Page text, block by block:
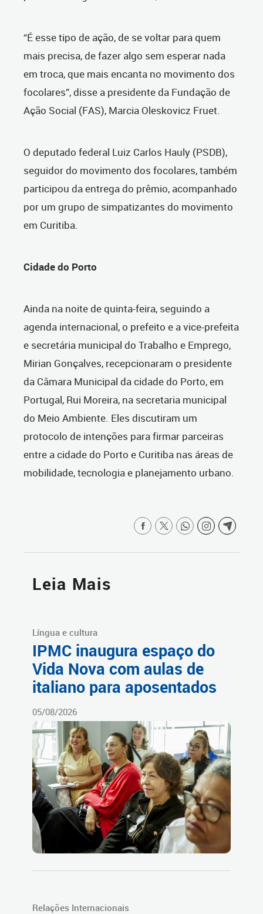
“É esse tipo de ação, de se voltar para quem
mais precisa, de fazer algo sem esperar nada
em troca, que mais encanta no movimento dos
focolares”, disse a presidente da Fundação de
Ação Social (FAS), Marcia Oleskovicz Fruet.
O deputado federal Luiz Carlos Hauly (PSDB),
seguidor do movimento dos focolares, também
participou da entrega do prêmio, acompanhado
por um grupo de simpatizantes do movimento
em Curitiba.
Cidade do Porto
Ainda na noite de quinta-feira, seguindo a
agenda internacional, o prefeito e a vice-prefeita
e secretária municipal do Trabalho e Emprego,
Mirian Gonçalves, recepcionaram o presidente
da Câmara Municipal da cidade do Porto, em
Portugal, Rui Moreira, na secretaria municipal
do Meio Ambiente. Eles discutiram um
protocolo de intenções para firmar parceiras
entre a cidade do Porto e Curitiba nas áreas de
mobilidade, tecnologia e planejamento urbano.
Leia Mais
Língua e cultura
IPMC inaugura espaço do
Vida Nova com aulas de
italiano para aposentados
05/08/2026
Relações Internacionais